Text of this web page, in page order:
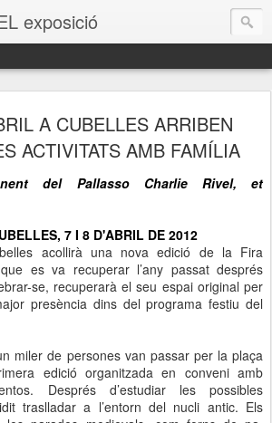
exposició
A CUBELLES ARRIBEN
ACTIVITATS AMB FAMÍLIA
del Pallasso Charlie Rivel, et
7 I 8 D'ABRIL DE 2012
acollirà una nova edició de la Fira
que es va recuperar l’any passat després
se, recuperarà el seu espai original per
presència dins del programa festiu del
miler de persones van passar per la plaça
edició organitzada en conveni amb
Després d’estudiar les possibles
traslladar a l’entorn del nucli antic. Els